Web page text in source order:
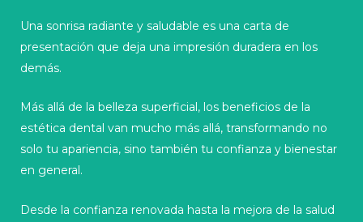
Una sonrisa radiante y saludable es una carta de
presentación que deja una impresión duradera en los
demás.
Más allá de la belleza superficial, los beneficios de la
estética dental van mucho más allá, transformando no
solo tu apariencia, sino también tu confianza y bienestar
en general.
Desde la confianza renovada hasta la mejora de la salud